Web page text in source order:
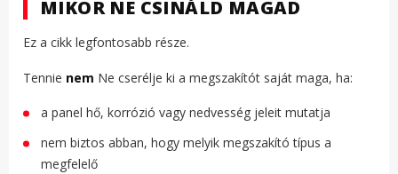
MIKOR NE CSINÁLD MAGAD
Ez a cikk legfontosabb része.
Tennie nem Ne cserélje ki a megszakítót saját maga, ha:
a panel hő, korrózió vagy nedvesség jeleit mutatja
nem biztos abban, hogy melyik megszakító típus a
megfelelő